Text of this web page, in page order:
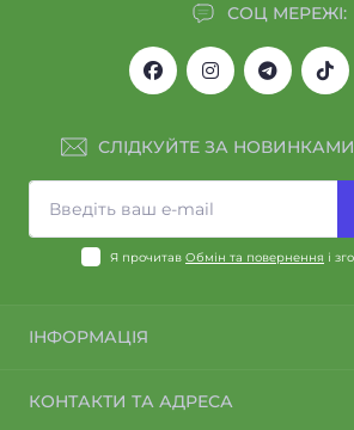
СОЦ МЕРЕЖІ:
СЛІДКУЙТЕ ЗА
Я прочитав Обмін та повернення і
ІНФОРМАЦІЯ
Політика конфіденційності
КОНТАКТИ ТА АДРЕСА